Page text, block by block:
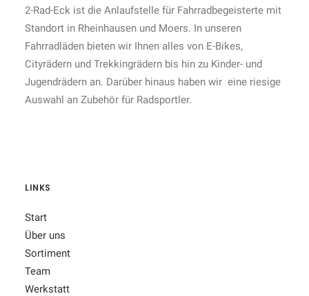
2-Rad-Eck ist die Anlaufstelle für Fahrradbegeisterte mit
Standort in Rheinhausen und Moers. In unseren
Fahrradläden bieten wir Ihnen alles von E-Bikes,
Cityrädern und Trekkingrädern bis hin zu Kinder- und
Jugendrädern an. Darüber hinaus haben wir eine riesige
Auswahl an Zubehör für Radsportler.
LINKS
Start
Über uns
Sortiment
Team
Werkstatt